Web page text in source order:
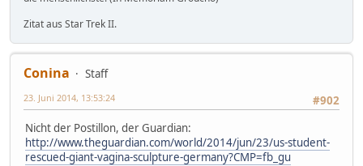
Zitat aus Star Trek II.
Conina
Staff
#902
23. Juni 2014, 13:53:24
Nicht der Postillon, der Guardian:
http://www.theguardian.com/world/2014/jun/23/us-student-
rescued-giant-vagina-sculpture-germany?CMP=fb_gu